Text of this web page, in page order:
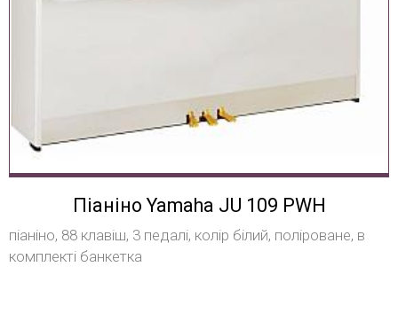
Піаніно Yamaha JU 109 PWH
піаніно, 88 клавіш, 3 педалі, колір білий, поліроване, в
комплекті банкетка